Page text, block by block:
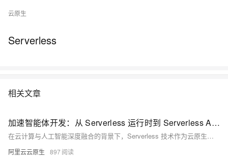
云原生
Serverless
相关文章
加速智能体开发：从 Serverless 运行时到 Serverless AI 运行时
在云计算与人工智能深度融合的背景下，Serverless 技术作为云原生架构的集大成者，正加速向 AI 原生架构演进。阿里云函数计算（FC）率先提出并实践“Serverless AI 运行时”概念，通过技术创新与生态联动，为智能体（Agent）开发提供高效、安全、低成本的基础设施支持。本文从技术演进路径、核心能力及未来展望三方面解析 Serverless AI 的突破性价值。
阿里云云原生 897